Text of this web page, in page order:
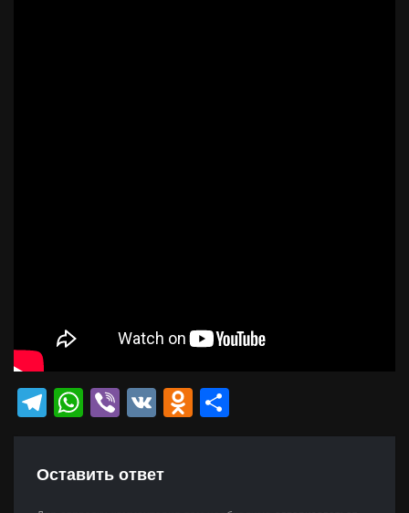
Telegram
WhatsApp
Viber
VK Odnoklassniki
Оставить ответ